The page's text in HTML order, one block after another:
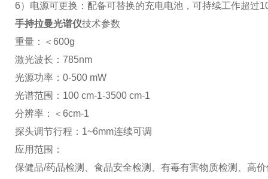
6）电源可更换：配备可替换的充电电池，可持续⼯作超过
手持拉曼光谱仪技术参数
重量：＜600g
激光波长：785nm
光源功率：0-500 mW
光谱范围：100 cm-1-3500 cm-1
分辨率：＜6cm-1
探头调节行程：1~6mm连续可调
应用范围：
保健品/药品检测、食品安全检测、有毒有害物质检测、高